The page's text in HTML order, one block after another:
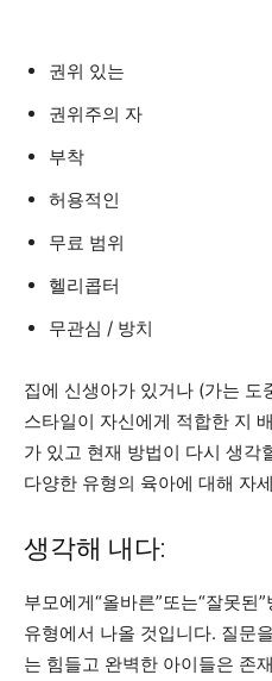
권위 있는
권위주의 자
부착
허용적인
무료 범위
헬리콥터
무관심 / 방치
집에 신생아가 있거나 (가는
스타일이 자신에게 적합한 지
가 있고 현재 방법이 다시 생각
다양한 유형의 육아에 대해 자
생각해 내다:
부모에게“올바른”또는“잘못된
유형에서 나올 것입니다. 질문
는 힘들고 완벽한 아이들은 존